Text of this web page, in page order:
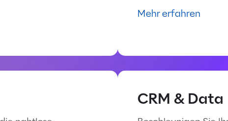
Mehr erfahren
CRM & Data